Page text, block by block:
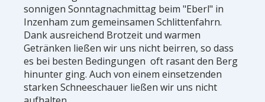
sonnigen Sonntagnachmittag beim "Eberl" in
Inzenham zum gemeinsamen Schlittenfahrn.
Dank ausreichend Brotzeit und warmen
Getränken ließen wir uns nicht beirren, so dass
es bei besten Bedingungen oft rasant den Berg
hinunter ging. Auch von einem einsetzenden
starken Schneeschauer ließen wir uns nicht